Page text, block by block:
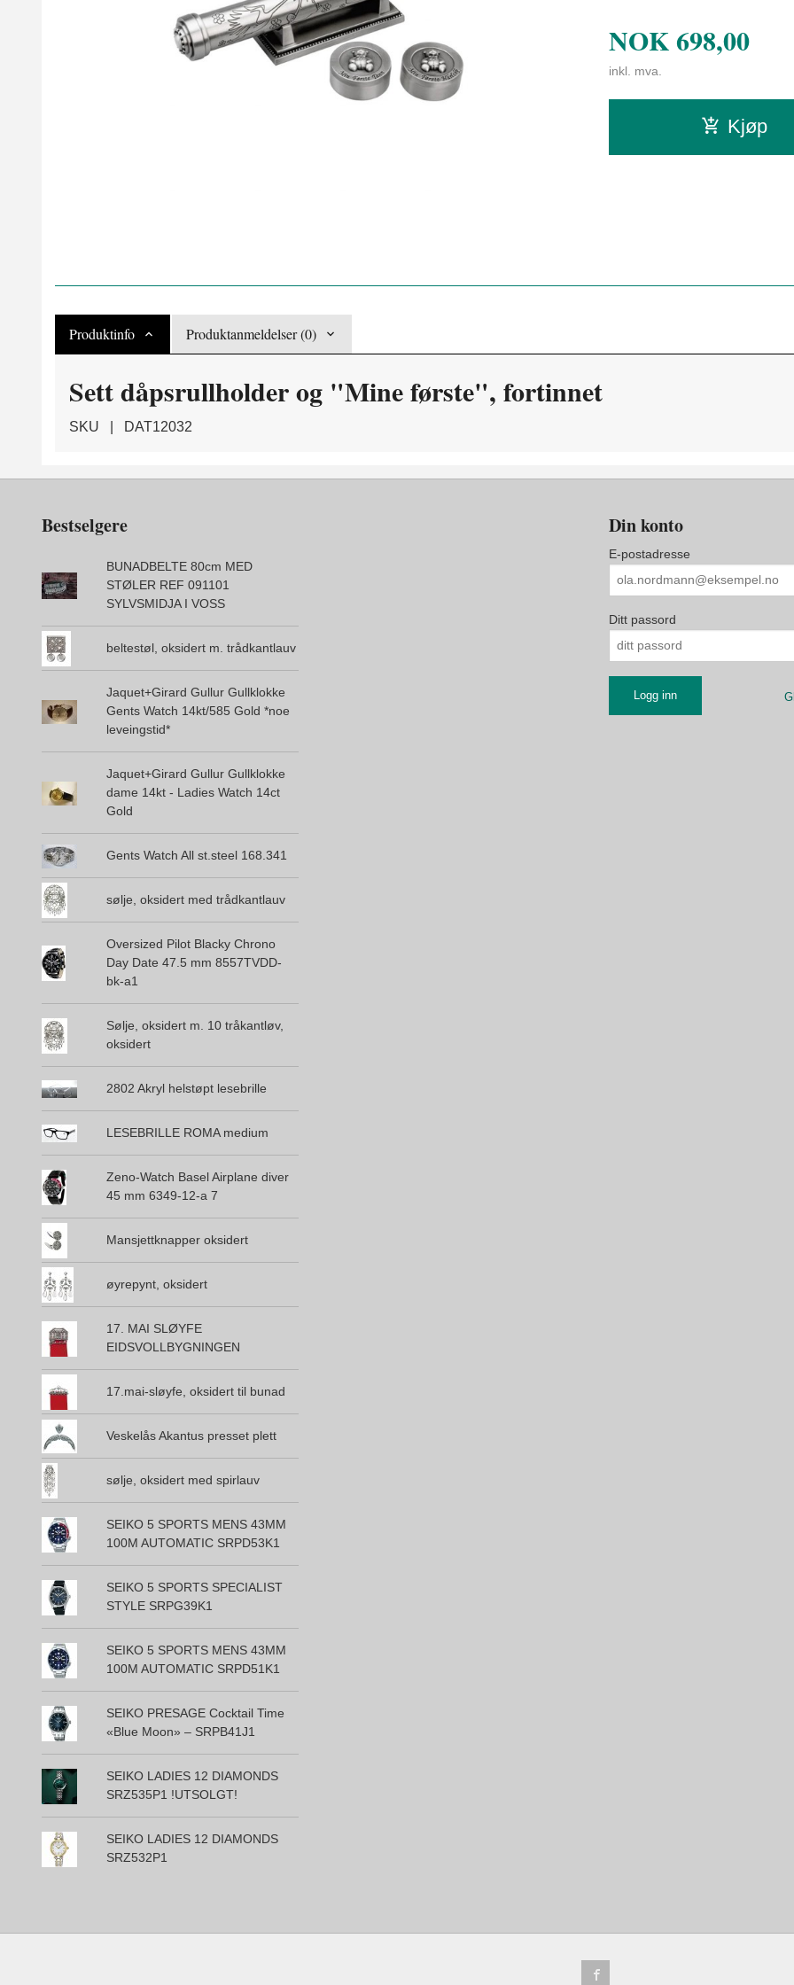
NOK698,00
inkl. mva.
Kjøp
Produktinfo Produktanmeldelser (0)
Sett dåpsrullholder og "Mine første", fortinnet
SKU | DAT12032
Bestselgere
BUNADBELTE 80cm MED
STØLER REF 091101
SYLVSMIDJA I VOSS
beltestøl, oksidert m. trådkantlauv
Jaquet+Girard Gullur Gullklokke
Gents Watch 14kt/585 Gold *noe
leveingstid*
Jaquet+Girard Gullur Gullklokke
dame 14kt - Ladies Watch 14ct
Gold
Gents Watch All st.steel 168.341
sølje, oksidert med trådkantlauv
Oversized Pilot Blacky Chrono
Day Date 47.5 mm 8557TVDD-
bk-a1
Sølje, oksidert m. 10 tråkantløv,
oksidert
2802 Akryl helstøpt lesebrille
LESEBRILLE ROMA medium
Zeno-Watch Basel Airplane diver
45 mm 6349-12-a 7
Mansjettknapper oksidert
øyrepynt, oksidert
17. MAI SLØYFE
EIDSVOLLBYGNINGEN
17.mai-sløyfe, oksidert til bunad
Veskelås Akantus presset plett
sølje, oksidert med spirlauv
SEIKO 5 SPORTS MENS 43MM
100M AUTOMATIC SRPD53K1
SEIKO 5 SPORTS SPECIALIST
STYLE SRPG39K1
SEIKO 5 SPORTS MENS 43MM
100M AUTOMATIC SRPD51K1
SEIKO PRESAGE Cocktail Time
«Blue Moon» – SRPB41J1
SEIKO LADIES 12 DIAMONDS
SRZ535P1 !UTSOLGT!
SEIKO LADIES 12 DIAMONDS
SRZ532P1
Din konto
E-postadresse
Ditt passord